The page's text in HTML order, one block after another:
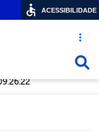
Acesso
ACESSIBILIDADE